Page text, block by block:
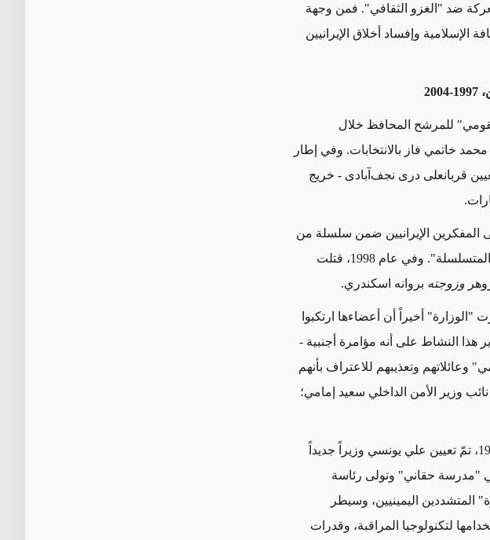
ضد "الغزو الثقافي". فمن وجهة
الإسلامية وإفساد أخلاق الإيرانيين
للمرشح المحافظ خلال
الإصلاحي محمد خاتمي فاز بالانتخابات. وفي إطار
قربانعلی دری نجف‌آبادی- خريج
المفكرين الإيرانيين ضمن سلسلة من
اسم "جرائم القتل المتسلسلة". وفي عام 1998، قتلت
وزوجته بروانه اسكندري.
أخيراً أن أعضاءها ارتكبوا
هذا النشاط على أنه مؤامرة أجنبية -
وعائلاتهم وتعذيبهم للاعتراف بأنهم
وزير الأمن الداخلي سعيد إمامي؛
دری نجف‌آبادی في كانون الثاني/يناير 1999، تمّ تعيين علي يونسي وزيراً جديداً
"مدرسة حقاني" وتولى رئاسة
اليمينيين، وسيطر
لتكنولوجيا المراقبة، وقدرات